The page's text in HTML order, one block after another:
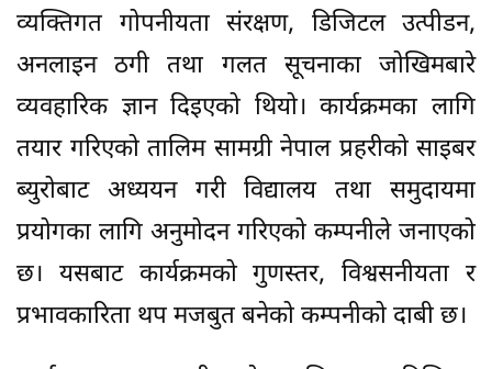
व्यक्तिगत गोपनीयता संरक्षण, डिजिटल उत्पीडन,
अनलाइन ठगी तथा गलत सूचनाका जोखिमबारे
व्यवहारिक ज्ञान दिइएको थियो। कार्यक्रमका लागि
तयार गरिएको तालिम सामग्री नेपाल प्रहरीको साइबर
ब्युरोबाट अध्ययन गरी विद्यालय तथा समुदायमा
प्रयोगका लागि अनुमोदन गरिएको कम्पनीले जनाएको
छ। यसबाट कार्यक्रमको गुणस्तर, विश्वसनीयता र
प्रभावकारिता थप मजबुत बनेको कम्पनीको दाबी छ।